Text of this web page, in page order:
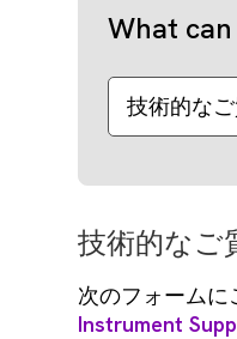
What
技術的な
技術的なご
次のフォーム
Instrument